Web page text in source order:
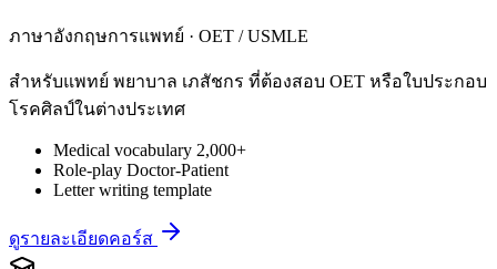
ภาษาอังกฤษการแพทย์ · OET / USMLE
สำหรับแพทย์ พยาบาล เภสัชกร ที่ต้องสอบ OET หรือใบประกอบ
โรคศิลป์ในต่างประเทศ
Medical vocabulary 2,000+
Role-play Doctor-Patient
Letter writing template
ดูรายละเอียดคอร์ส